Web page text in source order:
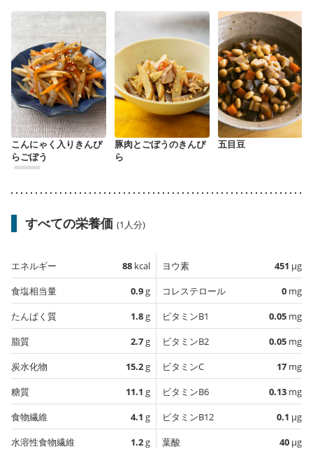
こんにゃく入りきんぴ
らごぼう ️
豚肉とごぼうのきんぴ
ら
五目豆
すべての栄養価 (1人分)
エネルギー 88 kcal
食塩相当量
0.9g
たんぱく質
1.8g
脂質
2.7g
炭水化物
15.2g
糖質
11.1 g
食物繊維
4.1 g
水溶性食物繊維
1.2g
ヨウ素 451 µg
コレステロール
0 mg
ビタミンB1
0.05 mg
ビタミンB2
0.05 mg
ビタミンC
17 mg
ビタミンB6
0.13 mg
ビタミンB12
0.1 µg
葉酸
40 µg